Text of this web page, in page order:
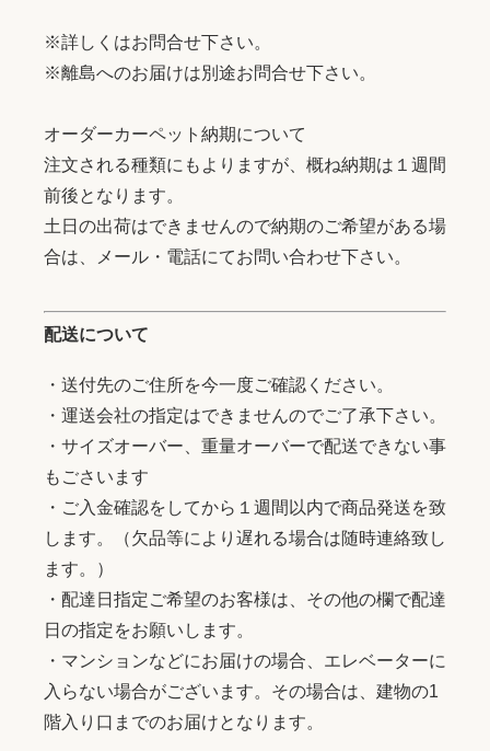
※詳しくはお問合せ下さい。
※離島へのお届けは別途お問合せ下さい。
オーダーカーペット納期について
注文される種類にもよりますが、概ね納期は１週間
前後となります。
土日の出荷はできませんので納期のご希望がある場
合は、メール・電話にてお問い合わせ下さい。
配送について
・送付先のご住所を今一度ご確認ください。
・運送会社の指定はできませんのでご了承下さい。
・サイズオーバー、重量オーバーで配送できない事
もごさいます
・ご入金確認をしてから１週間以内で商品発送を致
します。（欠品等により遅れる場合は随時連絡致し
ます。）
・配達日指定ご希望のお客様は、その他の欄で配達
日の指定をお願いします。
・マンションなどにお届けの場合、エレベーターに
入らない場合がございます。その場合は、建物の1
階入り口までのお届けとなります。